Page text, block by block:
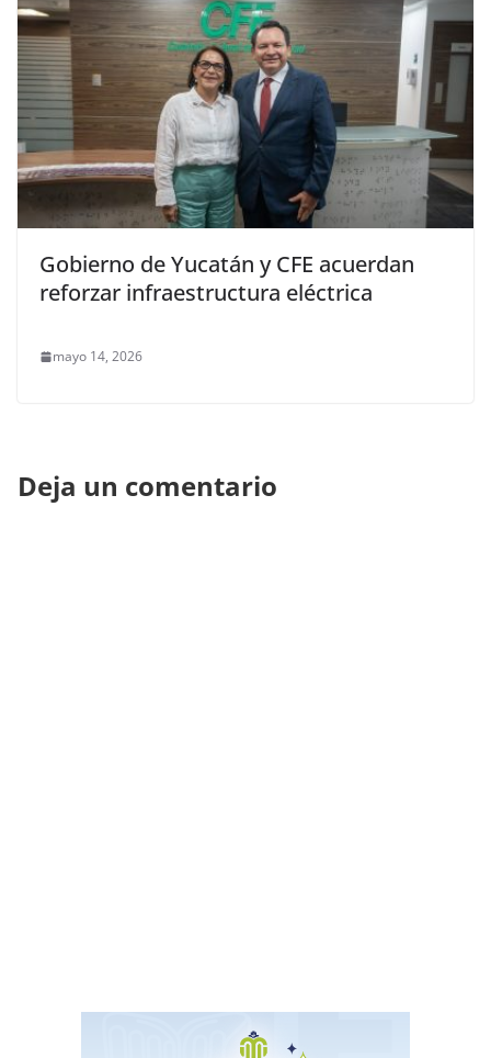
Gobierno de Yucatán y CFE acuerdan
reforzar infraestructura eléctrica
mayo 14, 2026
Deja un comentario